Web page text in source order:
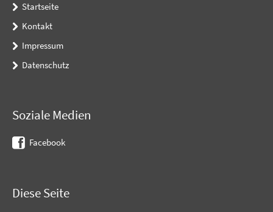
Startseite
Kontakt
Impressum
Datenschutz
Soziale Medien
Facebook
Diese Seite